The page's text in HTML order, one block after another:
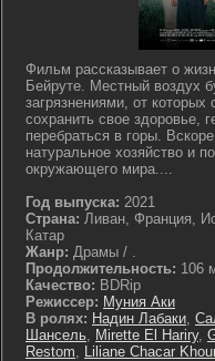
Фильм рассказывает о
Бейруте. Местный воздух
загрязнениями, от
сохранить свое здоровье,
перебраться в горы.
натуральное хозяйство и
окружающего мира....
Год выпуска: 2021
Страна: Ливан, Франция,
Катар
Жанр: Драмы / .
Продолжительность: 106
Качество: BDRip
Режиссер: Муния Аки
В ролях: Надин Лабаки,
Шансель, Mirette El Hariry,
Restom, Liliane Chacar